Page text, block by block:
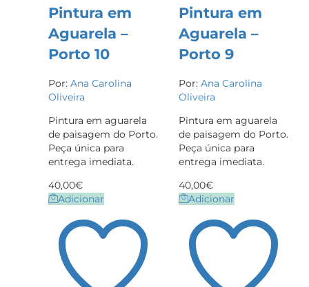
Pintura em
Aguarela –
Porto 10
Por: Ana Carolina
Oliveira
Pintura em aguarela
de paisagem do Porto.
Peça única para
entrega imediata.
40,00€
Adicionar
Pintura em
Aguarela –
Porto 9
Por: Ana Carolina
Oliveira
Pintura em aguarela
de paisagem do Porto.
Peça única para
entrega imediata.
40,00€
Adicionar